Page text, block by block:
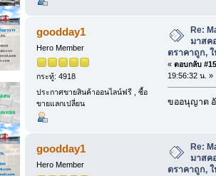
goodday1
Hero Member
กระทู้: 4918
ประกาศขายสินค้าออนไลน์ฟรี , ซื้อ
ขายแลกเปลี่ยน
Re:
มาสค
ตราคาถูก,
« ตอบกลับ
19:56:32 น. »
ขออนุญาต
goodday1
Hero Member
Re:
มาสค
ตราคาถูก,